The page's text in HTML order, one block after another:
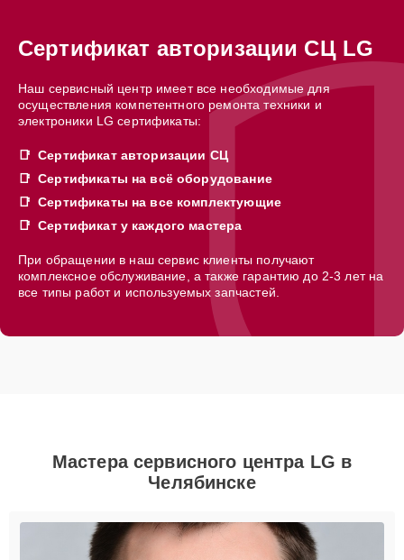
Сертификат авторизации СЦ LG
Наш сервисный центр имеет все необходимые для
осуществления компетентного ремонта техники и
электроники LG сертификаты:
Сертификат авторизации СЦ
Сертификаты на всё оборудование
Сертификаты на все комплектующие
Сертификат у каждого мастера
При обращении в наш сервис клиенты получают
комплексное обслуживание, а также гарантию до 2-3 лет на
все типы работ и используемых запчастей.
Мастера сервисного центра LG в
Челябинске